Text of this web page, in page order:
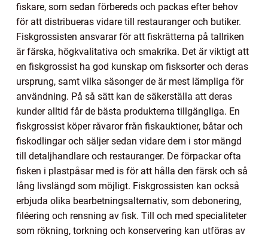
fiskare, som sedan förbereds och packas efter behov
för att distribueras vidare till restauranger och butiker.
Fiskgrossisten ansvarar för att fiskrätterna på tallriken
är färska, högkvalitativa och smakrika. Det är viktigt att
en fiskgrossist ha god kunskap om fisksorter och deras
ursprung, samt vilka säsonger de är mest lämpliga för
användning. På så sätt kan de säkerställa att deras
kunder alltid får de bästa produkterna tillgängliga. En
fiskgrossist köper råvaror från fiskauktioner, båtar och
fiskodlingar och säljer sedan vidare dem i stor mängd
till detaljhandlare och restauranger. De förpackar ofta
fisken i plastpåsar med is för att hålla den färsk och så
lång livslängd som möjligt. Fiskgrossisten kan också
erbjuda olika bearbetningsalternativ, som debonering,
filéering och rensning av fisk. Till och med specialiteter
som rökning, torkning och konservering kan utföras av